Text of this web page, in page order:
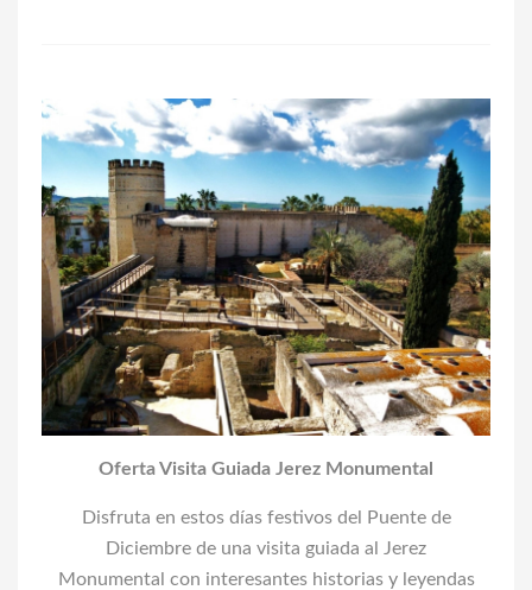
Oferta Visita Guiada Jerez Monumental
Disfruta en estos días festivos del Puente de
Diciembre de una visita guiada al Jerez
Monumental con interesantes historias y leyendas